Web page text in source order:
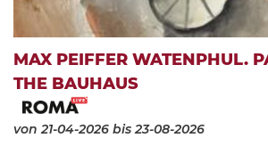
MAX PEIFFER WATENPHUL.
THE BAUHAUS
von 21-04-2026 bis 23-08-2026